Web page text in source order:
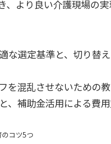
、より良い介護現場の
な選定基準と、切り替
を混乱させないための
、補助金活用による費
コツ5つ